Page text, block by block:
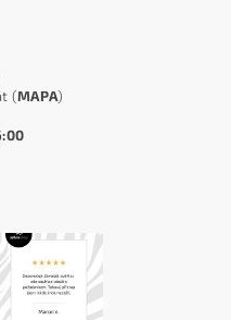
(MAPA)